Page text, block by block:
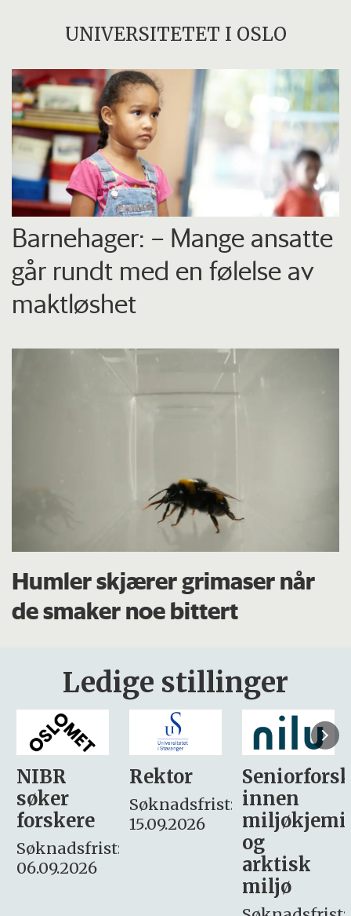
UNIVERSITETET I OSLO
Barnehager: – Mange ansatte
går rundt med en følelse av
maktløshet
Humler skjærer grimaser når
de smaker noe bittert
Ledige stillinger
Rektor
Søknadsfrist:
15.09.2026
Seniorforsker
innen
miljøkjemi
søker
– fast
Søknadsfrist:
16. august.